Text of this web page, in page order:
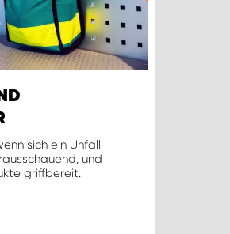
sich ein Unfall
und
griffbereit.